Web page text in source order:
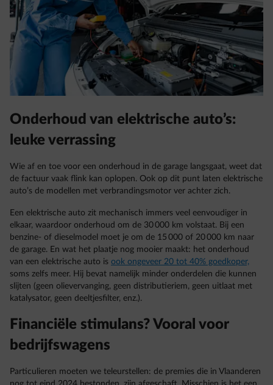
Onderhoud van elektrische auto’s:
leuke verrassing
Wie af en toe voor een onderhoud in de garage langsgaat, weet dat
de factuur vaak flink kan oplopen. Ook op dit punt laten elektrische
auto’s de modellen met verbrandingsmotor ver achter zich.
Een elektrische auto zit mechanisch immers veel eenvoudiger in
elkaar, waardoor onderhoud om de 30 000 km volstaat. Bij een
benzine- of dieselmodel moet je om de 15 000 of 20 000 km naar
de garage. En wat het plaatje nog mooier maakt: het onderhoud
van een elektrische auto is ook ongeveer 20 tot 40% goedkoper,
soms zelfs meer. Hij bevat namelijk minder onderdelen die kunnen
slijten (geen olievervanging, geen distributieriem, geen uitlaat met
katalysator, geen deeltjesfilter, enz.).
Financiële stimulans? Vooral voor
bedrijfswagens
Particulieren moeten we teleurstellen: de premies die in Vlaanderen